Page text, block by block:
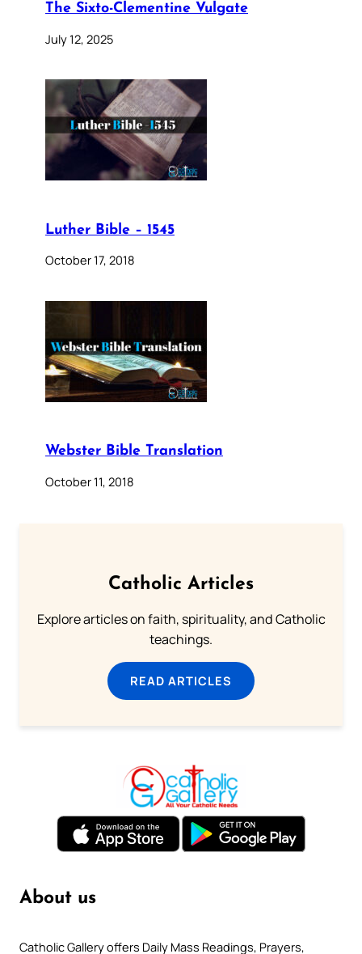
The Sixto-Clementine Vulgate
July 12, 2025
Luther Bible – 1545
October 17, 2018
Webster Bible Translation
October 11, 2018
Catholic Articles
Explore articles on faith, spirituality, and Catholic
teachings.
READ ARTICLES
About us
Catholic Gallery offers Daily Mass Readings, Prayers,